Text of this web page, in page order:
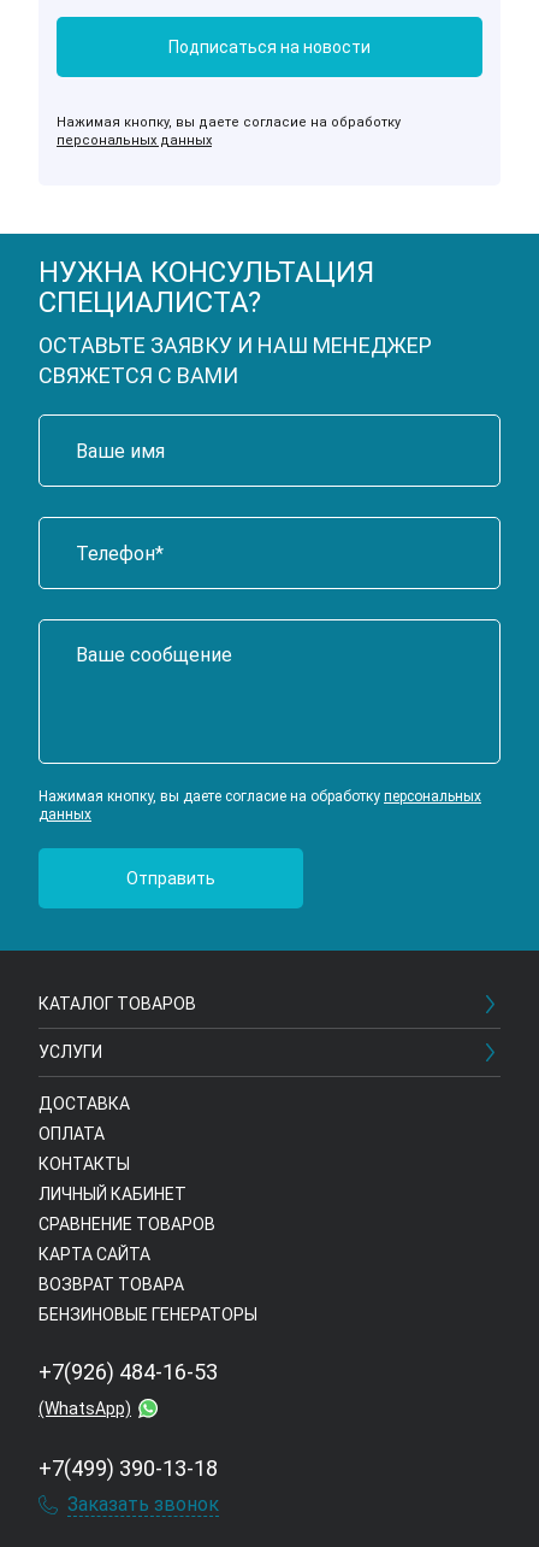
Нажимая кнопку, вы даете согласие на обработку
персональных данных
НУЖНА КОНСУЛЬТАЦИЯ
СПЕЦИАЛИСТА?
ОСТАВЬТЕ ЗАЯВКУ И НАШ МЕНЕДЖЕР
СВЯЖЕТСЯ С ВАМИ
Нажимая кнопку, вы даете согласие на обработку персональных
данных
КАТАЛОГ ТОВАРОВ
УСЛУГИ
ДОСТАВКА
ОПЛАТА
КОНТАКТЫ
ЛИЧНЫЙ КАБИНЕТ
СРАВНЕНИЕ ТОВАРОВ
КАРТА САЙТА
ВОЗВРАТ ТОВАРА
БЕНЗИНОВЫЕ ГЕНЕРАТОРЫ
+7(926) 484-16-53
(WhatsApp)
+7(499) 390-13-18
Заказать звонок